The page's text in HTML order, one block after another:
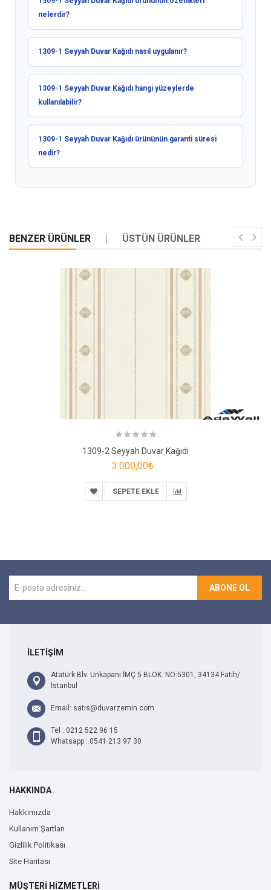
nelerdir?
1309-1 Seyyah Duvar Kağıdı nasıl uygulanır?
1309-1 Seyyah Duvar Kağıdı hangi yüzeylerde
kullanılabilir?
1309-1 Seyyah Duvar Kağıdı ürününün garanti süresi
nedir?
BENZER ÜRÜNLER ÜSTÜN ÜRÜNLER
1309-2 Seyyah Duvar Kağıdı
3.000,00₺
SEPETE EKLE
ABONE OL
İLETİŞİM
Atatürk Blv. Unkapanı İMÇ 5 BLOK. NO:5301, 34134 Fatih/
İstanbul
Email: satis@duvarzemin.com
Tel : 0212 522 96 15
Whatsapp : 0541 213 97 30
HAKKINDA
Hakkımızda
Kullanım Şartları
Gizlilik Politikası
Site Haritası
MÜŞTERİ HİZMETLERİ